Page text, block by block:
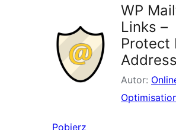
WP
Links –
Protect
Autor:
Pobierz